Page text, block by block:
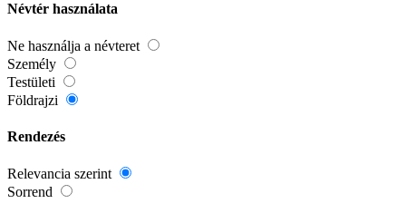
Névtér használata
Ne használja a névteret
Személy
Testületi
Földrajzi
Rendezés
Relevancia szerint
Sorrend